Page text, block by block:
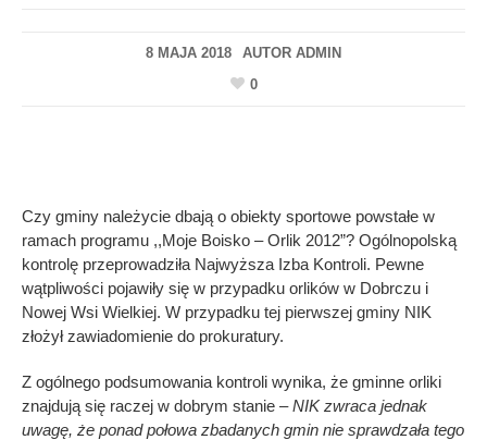
8 MAJA 2018 AUTOR ADMIN
0
Czy gminy należycie dbają o obiekty sportowe powstałe w
ramach programu ,,Moje Boisko – Orlik 2012”? Ogólnopolską
kontrolę przeprowadziła Najwyższa Izba Kontroli. Pewne
wątpliwości pojawiły się w przypadku orlików w Dobrczu i
Nowej Wsi Wielkiej. W przypadku tej pierwszej gminy NIK
złożył zawiadomienie do prokuratury.
Z ogólnego podsumowania kontroli wynika, że gminne orliki
znajdują się raczej w dobrym stanie –NIK zwraca jednak
uwagę, że ponad połowa zbadanych gmin nie sprawdzała tego